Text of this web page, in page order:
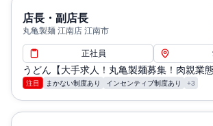
店長・副店長
丸亀製麺 江南店 江南市
正社員
うどん【大手求人！丸亀製麺募集！肉親業
注目 まかない制度あり インセンティブ制度あり +3